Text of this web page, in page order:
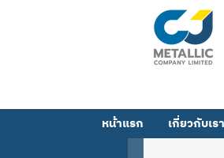
หน้าแรก เกี่ยวกับเรา